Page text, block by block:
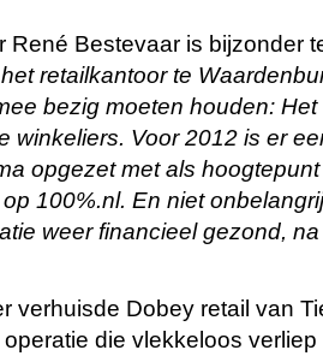
René Bestevaar is bijzonder
retailkantoor te
bezig moeten houden:
winkeliers. Voor 2012 is er
opgezet met als
100%.nl. En niet
weer financieel gezond,
verhuisde Dobey retail van
die vlekkeloos